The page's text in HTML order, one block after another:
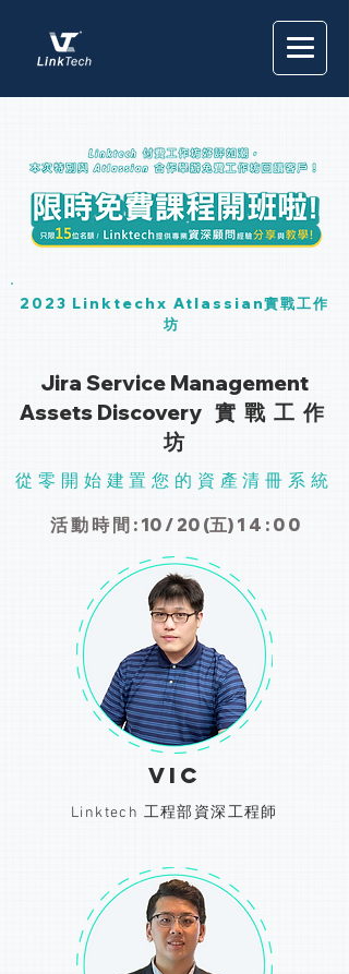
2023 Linktechx Atlassian實戰工作
坊
Jira Service Management
Assets Discovery 實 戰 工 作
坊
從零開始建置您的資產清冊系統
活 動 時 間 : 10 / 20 (五) 1 4 : 0 0
vic
Linktech 工程部資深工程師